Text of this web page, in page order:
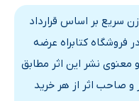
سریع بر اساس قرارداد
فروشگاه کتابراه عرضه
نشر این اثر مطابق
و صاحب اثر از هر خرید